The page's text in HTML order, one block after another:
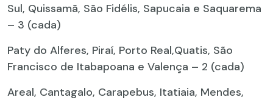
Sul, Quissamã, São Fidélis, Sapucaia e Saquarema
– 3 (cada)
Paty do Alferes, Piraí, Porto Real,Quatis, São
Francisco de Itabapoana e Valença – 2 (cada)
Areal, Cantagalo, Carapebus, Itatiaia, Mendes,